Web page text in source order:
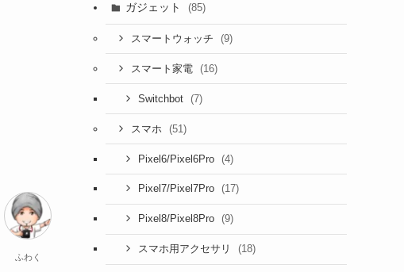
ふわく
ガジェット (85)
スマートウォッチ (9)
スマート家電 (16)
Switchbot (7)
スマホ (51)
Pixel6/Pixel6Pro (4)
Pixel7/Pixel7Pro (17)
Pixel8/Pixel8Pro (9)
スマホ用アクセサリ (18)